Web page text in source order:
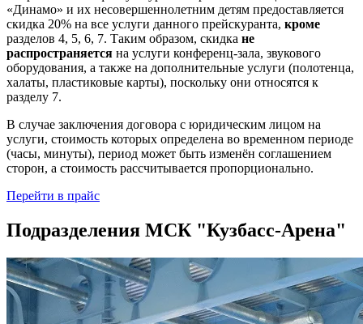
«Динамо» и их несовершеннолетним детям предоставляется
скидка 20% на все услуги данного прейскуранта, кроме
разделов 4, 5, 6, 7. Таким образом, скидка не
распространяется на услуги конференц-зала, звукового
оборудования, а также на дополнительные услуги (полотенца,
халаты, пластиковые карты), поскольку они относятся к
разделу 7.
В случае заключения договора с юридическим лицом на
услуги, стоимость которых определена во временном периоде
(часы, минуты), период может быть изменён соглашением
сторон, а стоимость рассчитывается пропорционально.
Перейти в прайс
Подразделения МСК "Кузбасс-Арена"